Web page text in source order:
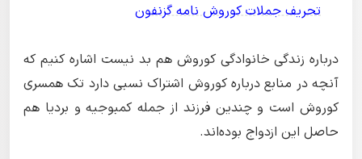
تحریف جملات کوروش نامه گزنفون
درباره زندگی خانوادگی کوروش هم بد نیست اشاره کنیم که
آنچه در منابع درباره کوروش اشتراک نسبی دارد تک همسری
کوروش است و چندین فرزند از جمله کمبوجیه و بردیا هم
حاصل این ازدواج بوده‌اند.